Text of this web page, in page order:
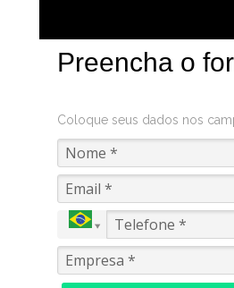
Preencha o
Coloque seus dados nos